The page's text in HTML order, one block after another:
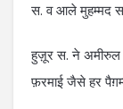
स. व आले मुहम्मद
हुज़ूर स. ने अमीरुल
फ़रमाई जैसे हर